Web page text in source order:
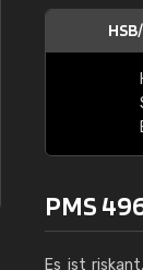
PMS
Es ist